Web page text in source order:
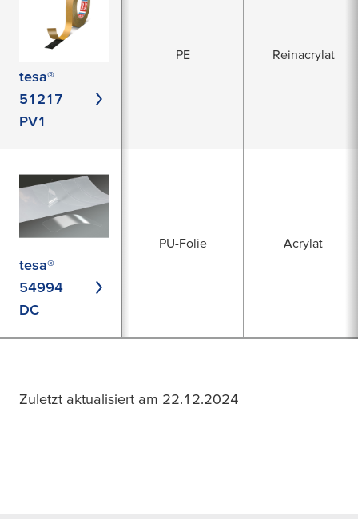
tesa®
51217
PV1
PE Reinacrylat
tesa®
54994
DC
PU-Folie Acrylat
Zuletzt aktualisiert am 22.12.2024